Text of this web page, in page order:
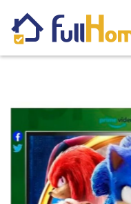
Skip to main content